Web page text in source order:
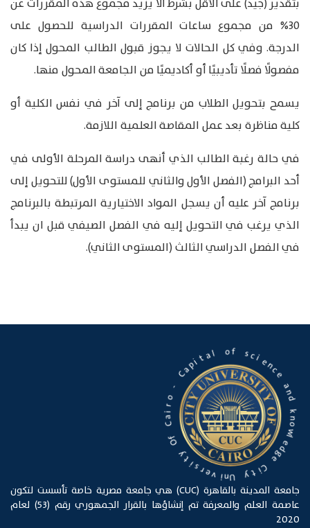
بتقدير (جيد) على الأقل بشرط آلا يزيد مجموع هذه المقررات عن
30% من مجموع ساعات المقررات الدراسية للحصول على
الدرجة. وفي كل الحالات لا يجوز قبول الطالب المحول إذا كان
مفصولًا فصلًا تأديبيًا أو أكاديميًا من الجامعة المحول منها.
يسمح بتحويل الطلاب من برنامج إلى آخر في نفس الكلية أو
كلية مناظرة بعد عمل المقاصة العلمية اللازمة.
في حالة رغبة الطالب الذي أنهى دراسة المرحلة الأولى في
أحد البرامج (الفصل الأول والثاني للمستوى الأول) للتحويل إلى
برنامج آخر عليه أن يسجل المواد الاختيارية المرتبطة بالبرنامج
الذي يرغب في التحويل إليه في الفصل الصيفي قبل ان يبدأ
في الفصل الدراسي الثالث (المستوى الثاني).
C
i
t
y
U
n
i
v
e
r
s
i
t
y
O
f
a
i
r
o
-
a
pital o f s cience
an
d
k
n
o
w
l
e
d
g
e
جامعة المدينة بالقاهرة (CUC) هي جامعة مصرية خاصة تأسست لتكون
عاصمة العلم والمعرفة تم إنشاؤها بالقرار الجمهوري رقم (53) لعام
2020